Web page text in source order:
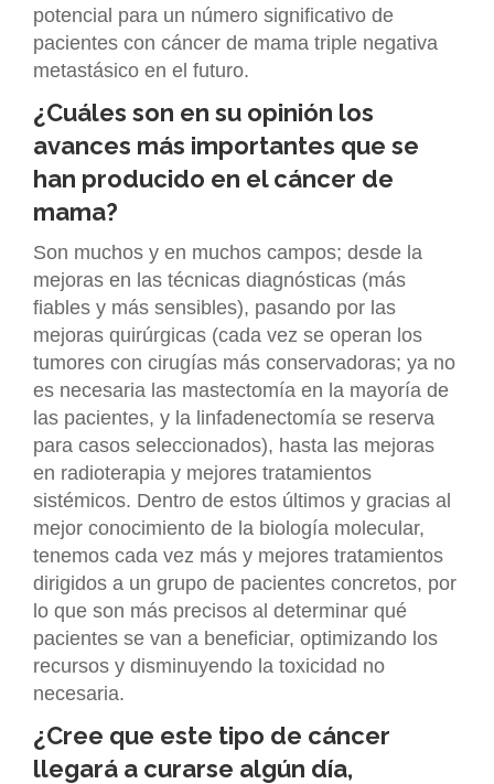
potencial para un número significativo de
pacientes con cáncer de mama triple negativa
metastásico en el futuro.
¿Cuáles son en su opinión los
avances más importantes que se
han producido en el cáncer de
mama?
Son muchos y en muchos campos; desde la
mejoras en las técnicas diagnósticas (más
fiables y más sensibles), pasando por las
mejoras quirúrgicas (cada vez se operan los
tumores con cirugías más conservadoras; ya no
es necesaria las mastectomía en la mayoría de
las pacientes, y la linfadenectomía se reserva
para casos seleccionados), hasta las mejoras
en radioterapia y mejores tratamientos
sistémicos. Dentro de estos últimos y gracias al
mejor conocimiento de la biología molecular,
tenemos cada vez más y mejores tratamientos
dirigidos a un grupo de pacientes concretos, por
lo que son más precisos al determinar qué
pacientes se van a beneficiar, optimizando los
recursos y disminuyendo la toxicidad no
necesaria.
¿Cree que este tipo de cáncer
llegará a curarse algún día,